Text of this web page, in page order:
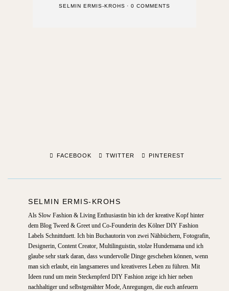
SELMIN ERMIS-KROHS 0 COMMENTS
FACEBOOK TWITTER PINTEREST
SELMIN ERMIS-KROHS
Als Slow Fashion & Living Enthusiastin bin ich der kreative Kopf hinter
dem Blog Tweed & Greet und Co-Founderin des Kölner DIY Fashion
Labels Schnittduett. Ich bin Buchautorin von zwei Nähbüchern, Fotografin,
Designerin, Content Creator, Multilinguistin, stolze Hundemama und ich
glaube sehr stark daran, dass wundervolle Dinge geschehen können, wenn
man sich erlaubt, ein langsameres und kreativeres Leben zu führen. Mit
Ideen rund um mein Steckenpferd DIY Fashion zeige ich hier neben
nachhaltiger und selbstgenähter Mode, Anregungen, die euch anfeuern